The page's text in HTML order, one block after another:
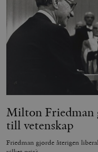
Milton Friedman
till vetenskap
Friedman gjorde återigen